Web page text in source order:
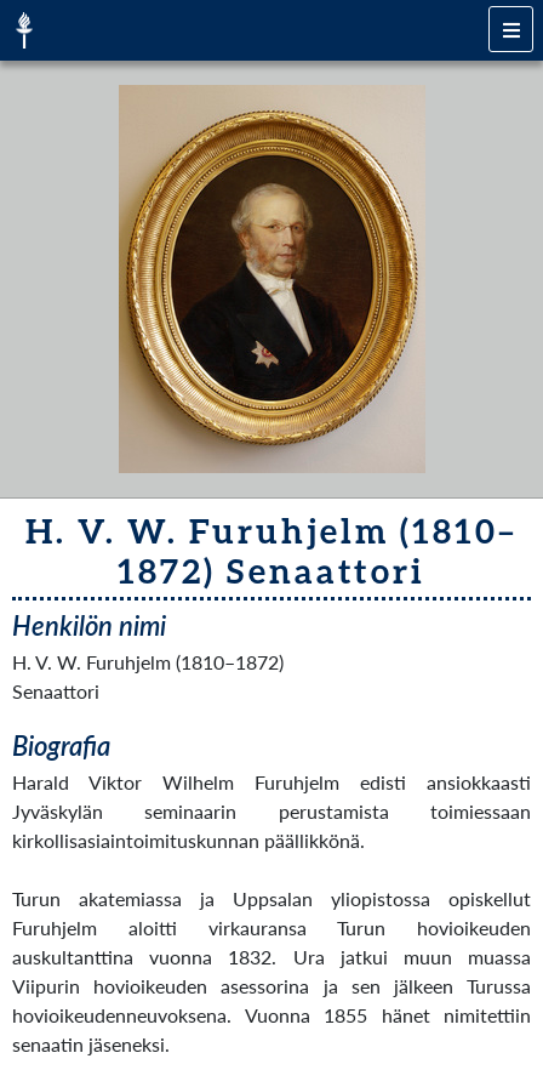
H. V. W. Furuhjelm (1810–
1872) Senaattori
Henkilön nimi
H. V. W. Furuhjelm (1810–1872)
Senaattori
Biografia
Harald Viktor Wilhelm Furuhjelm edisti ansiokkaasti
Jyväskylän seminaarin perustamista toimiessaan
kirkollisasiaintoimituskunnan päällikkönä.
Turun akatemiassa ja Uppsalan yliopistossa opiskellut
Furuhjelm aloitti virkauransa Turun hovioikeuden
auskultanttina vuonna 1832. Ura jatkui muun muassa
Viipurin hovioikeuden asessorina ja sen jälkeen Turussa
hovioikeudenneuvoksena. Vuonna 1855 hänet nimitettiin
senaatin jäseneksi.